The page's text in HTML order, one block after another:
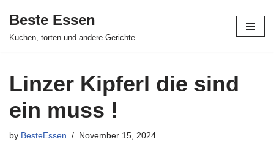
Skip
Beste Essen
Kuchen, torten und andere Gerichte
Linzer Kipferl die sind
ein muss !
by BesteEssen November 15, 2024